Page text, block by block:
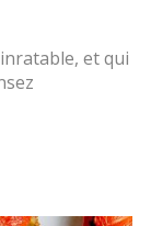
et qui